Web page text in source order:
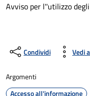
Avviso per l''utilizzo
Condividi Vedi
Argomenti
Accesso all'informazione